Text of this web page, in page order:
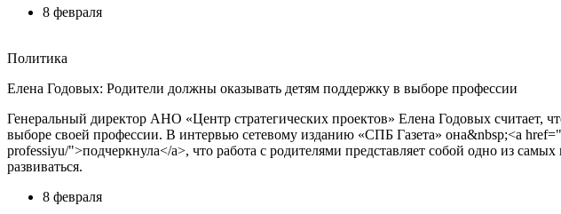
8 февраля
Политика
Елена Годовых: Родители должны оказывать детям поддержку в выборе профессии
Генеральный директор АНО «Центр стратегических проектов» Елена Годовых считает,
выборе своей профессии. В интервью сетевому изданию «СПБ Газета» она&nbsp;<a
professiyu/">подчеркнула</a>, что работа с родителями представляет собой одно из
развиваться.
8 февраля